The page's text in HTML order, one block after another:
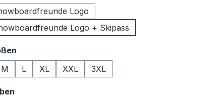
Logo
Logo + Skipass
M L XL XXL 3XL